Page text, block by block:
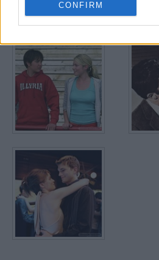
CONFIRM